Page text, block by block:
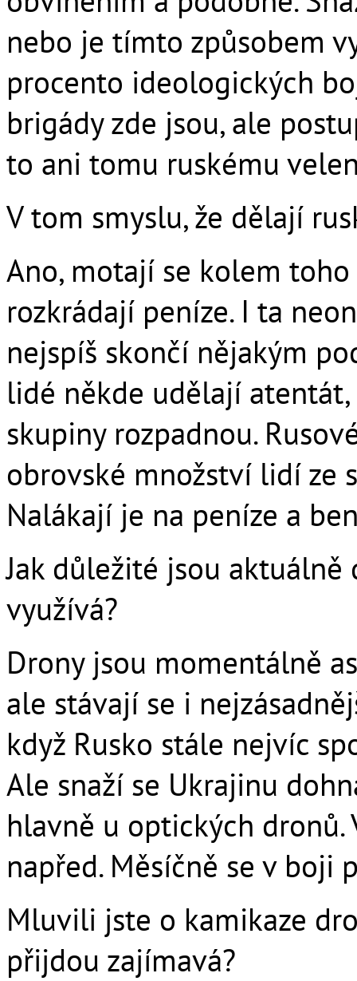
nebo je tímto způsobem
procento ideologických
brigády zde jsou, ale
to ani tomu ruskému
V tom smyslu, že dělají
Ano, motají se kolem
rozkrádají peníze. I ta
nejspíš skončí nějakým
lidé někde udělají
skupiny rozpadnou.
obrovské množství lidí ze
Nalákají je na peníze a
Jak důležité jsou
využívá?
Drony jsou momentálně
ale stávají se i
když Rusko stále nejvíc
Ale snaží se Ukrajinu
hlavně u optických
napřed. Měsíčně se v boji
Mluvili jste o kamikaze
přijdou zajímavá?